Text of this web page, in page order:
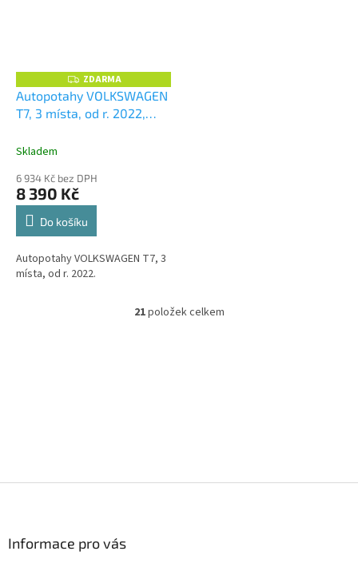
Z
D
A
ZDARMA
Autopotahy VOLKSWAGEN
T7, 3 místa, od r. 2022,
+ OPTIMÁL utěrka na auto
zdarma v hodnotě 329,-Kč
Skladem
6 934 Kč bez DPH
8 390 Kč
Do košíku
Autopotahy VOLKSWAGEN T7, 3
místa, od r. 2022.
O
k
21položek celkem
Informace pro vás